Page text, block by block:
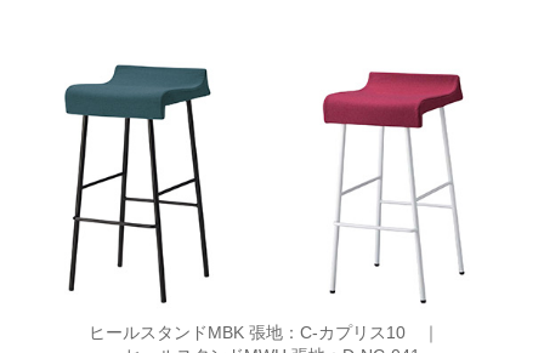
ヒールスタンドMBK 張地：C-カプリス10 ｜